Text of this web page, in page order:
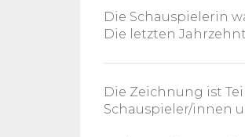
Die Schauspielerin
Die letzten
Die Zeichnung ist
Schauspieler/innen